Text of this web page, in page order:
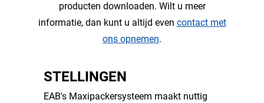
producten downloaden. Wilt u meer
informatie, dan kunt u altijd even contact met
ons opnemen.
STELLINGEN
EAB's Maxipackersysteem maakt nuttig